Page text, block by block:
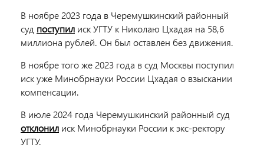
В ноябре 2023 года в Черемушкинский районный
суд поступил иск УГТУ к Николаю Цхадая на 58,6
миллиона рублей. Он был оставлен без движения.
В ноябре того же 2023 года в суд Москвы поступил
иск уже Минобрнауки России Цхадая о взыскании
компенсации.
В июле 2024 года Черемушкинский районный суд
отклонил иск Минобрнауки России к экс-ректору
УГТУ.